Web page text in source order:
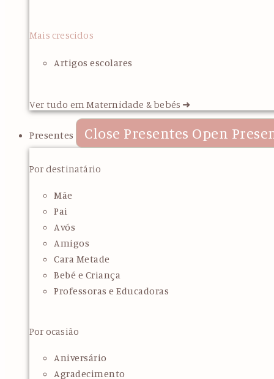
Mais crescidos
Artigos escolares
Ver tudo em Maternidade & bebés ➜
Presentes Close Presentes Open
Por destinatário
Mãe
Pai
Avós
Amigos
Cara Metade
Bebé e Criança
Professoras e Educadoras
Por ocasião
Aniversário
Agradecimento